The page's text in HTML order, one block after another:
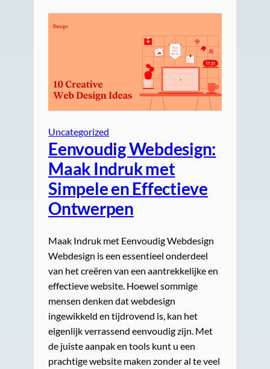
Uncategorized
Eenvoudig Webdesign:
Maak Indruk met
Simpele en Effectieve
Ontwerpen
Maak Indruk met Eenvoudig Webdesign
Webdesign is een essentieel onderdeel
van het creëren van een aantrekkelijke en
effectieve website. Hoewel sommige
mensen denken dat webdesign
ingewikkeld en tijdrovend is, kan het
eigenlijk verrassend eenvoudig zijn. Met
de juiste aanpak en tools kunt u een
prachtige website maken zonder al te veel